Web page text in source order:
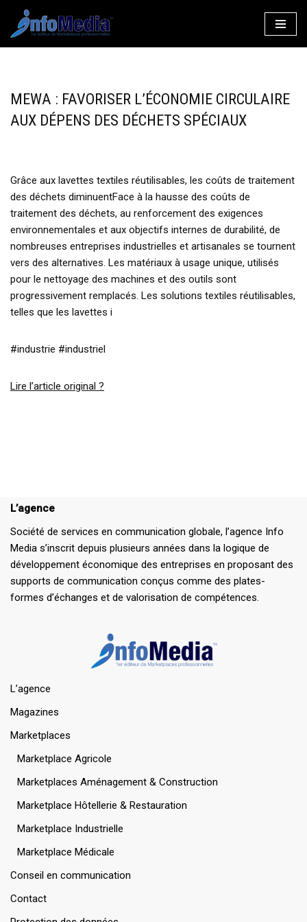
Aller
MEWA : FAVORISER L’ÉCONOMIE CIRCULAIRE
AUX DÉPENS DES DÉCHETS SPÉCIAUX
Grâce aux lavettes textiles réutilisables, les coûts de traitement
des déchets diminuentFace à la hausse des coûts de
traitement des déchets, au renforcement des exigences
environnementales et aux objectifs internes de durabilité, de
nombreuses entreprises industrielles et artisanales se tournent
vers des alternatives. Les matériaux à usage unique, utilisés
pour le nettoyage des machines et des outils sont
progressivement remplacés. Les solutions textiles réutilisables,
telles que les lavettes i
#industrie #industriel
Lire l’article original ?
L’agence
Société de services en communication globale, l’agence Info
Media s’inscrit depuis plusieurs années dans la logique de
développement économique des entreprises en proposant des
supports de communication conçus comme des plates-
formes d’échanges et de valorisation de compétences.
L’agence
Magazines
Marketplaces
Marketplace Agricole
Marketplaces Aménagement & Construction
Marketplace Hôtellerie & Restauration
Marketplace Industrielle
Marketplace Médicale
Conseil en communication
Contact